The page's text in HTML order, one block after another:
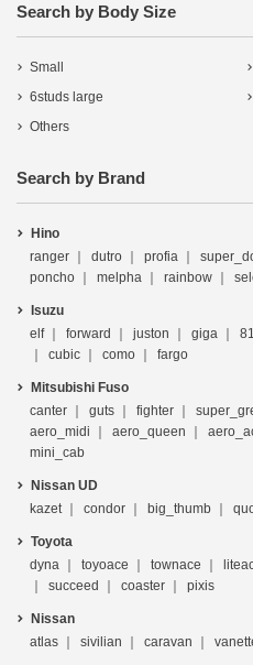
Search by Body Size
Small
6studs large
Others
Search by Brand
Hino
ranger
dutro profia
poncho
melpha rainbow
Isuzu
elf
forward juston giga
cubic
como fargo
Mitsubishi Fuso
canter
guts fighter
aero_midi
aero_queen
mini_cab
Nissan UD
kazet
condor big_thumb
Toyota
dyna
toyoace townace
succeed
coaster pixis
Nissan
atlas
sivilian caravan